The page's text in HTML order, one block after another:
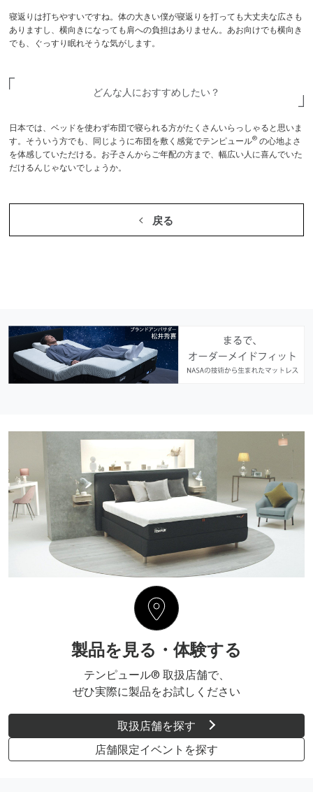
寝返りは打ちやすいですね。体の大きい僕が寝返りを打っても大丈夫な広さも
ありますし、横向きになっても肩への負担はありません。あお向けでも横向き
でも、ぐっすり眠れそうな気がします。
どんな人におすすめしたい？
日本では、ベッドを使わず布団で寝られる方がたくさんいらっしゃると思いま
す。そういう方でも、同じように布団を敷く感覚でテンピュール® の心地よさ
を体感していただける。お子さんからご年配の方まで、幅広い人に喜んでいた
だけるんじゃないでしょうか。
戻る
製品を見る・体験する
テンピュール® 取扱店舗で、
ぜひ実際に製品をお試しください
取扱店舗を探す
店舗限定イベントを探す